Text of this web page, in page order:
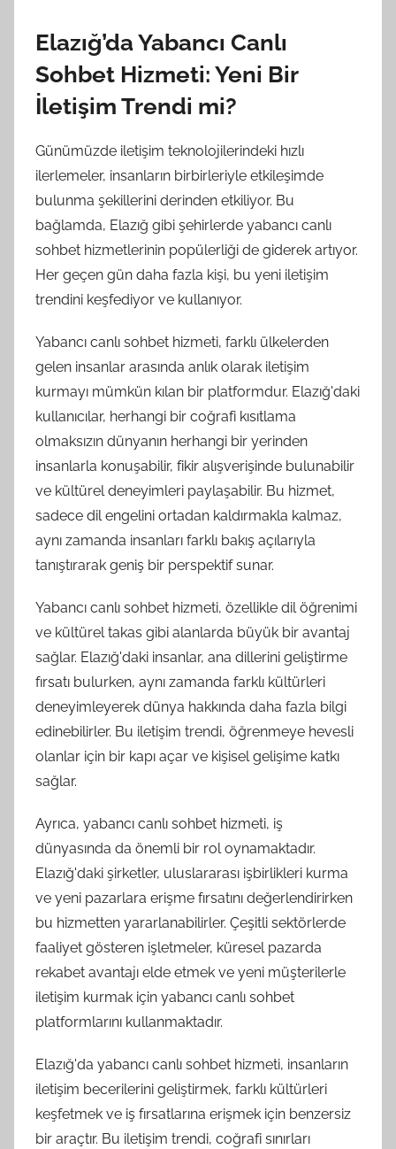
Elazığ’da Yabancı Canlı
Sohbet Hizmeti: Yeni Bir
İletişim Trendi mi?
Günümüzde iletişim teknolojilerindeki hızlı
ilerlemeler, insanların birbirleriyle etkileşimde
bulunma şekillerini derinden etkiliyor. Bu
bağlamda, Elazığ gibi şehirlerde yabancı canlı
sohbet hizmetlerinin popülerliği de giderek artıyor.
Her geçen gün daha fazla kişi, bu yeni iletişim
trendini keşfediyor ve kullanıyor.
Yabancı canlı sohbet hizmeti, farklı ülkelerden
gelen insanlar arasında anlık olarak iletişim
kurmayı mümkün kılan bir platformdur. Elazığ'daki
kullanıcılar, herhangi bir coğrafi kısıtlama
olmaksızın dünyanın herhangi bir yerinden
insanlarla konuşabilir, fikir alışverişinde bulunabilir
ve kültürel deneyimleri paylaşabilir. Bu hizmet,
sadece dil engelini ortadan kaldırmakla kalmaz,
aynı zamanda insanları farklı bakış açılarıyla
tanıştırarak geniş bir perspektif sunar.
Yabancı canlı sohbet hizmeti, özellikle dil öğrenimi
ve kültürel takas gibi alanlarda büyük bir avantaj
sağlar. Elazığ'daki insanlar, ana dillerini geliştirme
fırsatı bulurken, aynı zamanda farklı kültürleri
deneyimleyerek dünya hakkında daha fazla bilgi
edinebilirler. Bu iletişim trendi, öğrenmeye hevesli
olanlar için bir kapı açar ve kişisel gelişime katkı
sağlar.
Ayrıca, yabancı canlı sohbet hizmeti, iş
dünyasında da önemli bir rol oynamaktadır.
Elazığ'daki şirketler, uluslararası işbirlikleri kurma
ve yeni pazarlara erişme fırsatını değerlendirirken
bu hizmetten yararlanabilirler. Çeşitli sektörlerde
faaliyet gösteren işletmeler, küresel pazarda
rekabet avantajı elde etmek ve yeni müşterilerle
iletişim kurmak için yabancı canlı sohbet
platformlarını kullanmaktadır.
Elazığ'da yabancı canlı sohbet hizmeti, insanların
iletişim becerilerini geliştirmek, farklı kültürleri
keşfetmek ve iş fırsatlarına erişmek için benzersiz
bir araçtır. Bu iletişim trendi, coğrafi sınırları